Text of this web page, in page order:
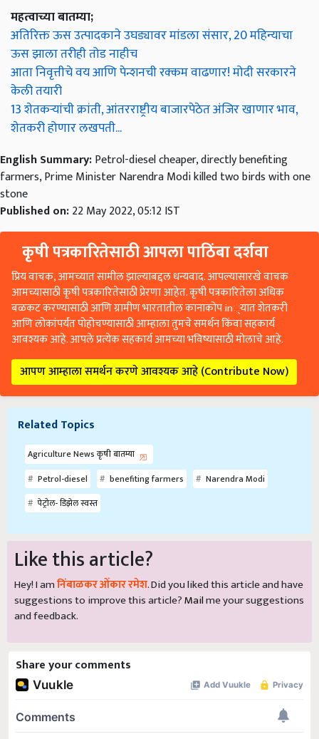
महत्वाच्या बातम्या;
अतिरिक्त ऊस उत्पादकाने उघड्यावर मांडला संसार, 20 महिन्याचा
ऊस झाला तरीही तोड नाहीच
आता निवृत्तीचे वय आणि पेन्शनची रक्कम वाढणार! मोदी सरकारने
केली तयारी
13 शेतकऱ्यांची क्रांती, आंतरराष्ट्रीय बाजारपेठेत अंजिर खाणार भाव,
शेतकरी होणार लखपती...
English Summary:Petrol-diesel cheaper, directly benefiting
farmers, Prime Minister Narendra Modi killed two birds with one
stone
Published on:22 May 2022, 05:12 IST
कृषी पत्रकारितेसाठी आपला पाठिंबा दर्शवा
प्रिय वाचक, आमच्यात सामील झाल्याबद्दल धन्यवाद. आपल्यासारखे वाचक
आमच्यासाठी कृषी पत्रकारितेसाठी प्रेरणा आहेत. कृषी पत्रकारितेला अधिक
बळकट करण्यासाठी आणि ग्रामीण भारतातील कानाकोप in्यात शेतकरी
आणि लोकांपर्यंत पोहोचण्यासाठी आम्हाला तुमचे समर्थन किंवा सहकार्य
आवश्यक आहे. आपले प्रत्येक सहकार्य आमच्या भविष्यासाठी मोलाचे आहे.
आपण आम्हाला समर्थन करणे आवश्यक आहे (Contribute Now)
Related Topics
Agriculture News कृषी बातम्या
Petrol-diesel
benefiting farmers
Narendra Modi
पेट्रोल- डिझेल स्वस्त
Like this article?
Hey! I amनिंबाळकर ओंकार रमेश. Did you liked this article and have
suggestions to improve this article?Mailme your suggestions
and feedback.
Share your comments